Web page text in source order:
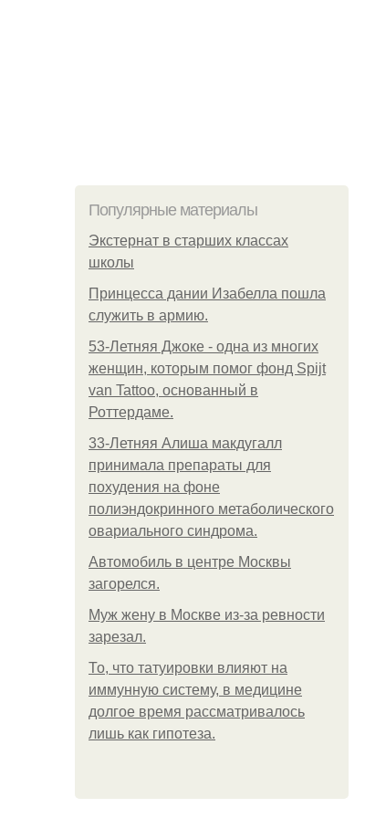
Популярные материалы
Экстернат в старших классах
школы
Принцесса дании Изабелла пошла
служить в армию.
53-Летняя Джоке - одна из многих
женщин, которым помог фонд Spijt
van Tattoo, основанный в
Роттердаме.
33-Летняя Алиша макдугалл
принимала препараты для
похудения на фоне
полиэндокринного метаболического
овариального синдрома.
Автомобиль в центре Москвы
загорелся.
Mуж жену в Москве из-за ревности
зарезал.
То, что татуировки влияют на
иммунную систему, в медицине
долгое время рассматривалось
лишь как гипотеза.